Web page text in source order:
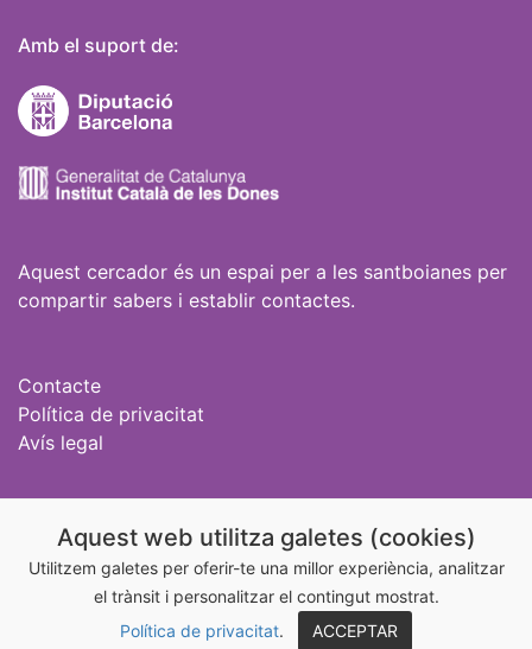
Aquest web utilitza galetes (cookies)
Utilitzem galetes per oferir-te una millor experiència, analitzar
el trànsit i personalitzar el contingut mostrat.
Política de privacitat. ACCEPTAR
Amb el suport de:
Aquest cercador és un espai per a les santboianes per
compartir sabers i establir contactes.
Contacte
Política de privacitat
Avís legal
Igualtat Sant Boi
@igualtatstboi
@aixonoesamor_stboi